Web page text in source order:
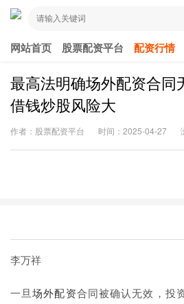
网站首页 股票配资平台 配资行情
最高法明确场外配资合同
借钱炒股风险大
作者：股票配资平台 时间：2025-04-27
李万祥
一旦场外配资合同被确认无效，投